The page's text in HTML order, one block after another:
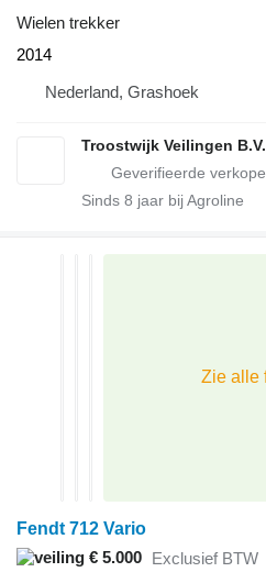
Wielen trekker
2014
Nederland, Grashoek
Troostwijk Veilingen B.V.
Sinds 8 jaar bij Agroline
Fendt 712 Vario
€ 5.000 Exclusief BTW